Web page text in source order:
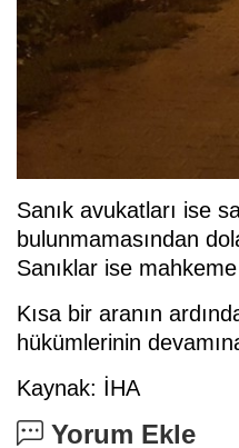
Sanık avukatları ise
bulunmamasından
Sanıklar ise
Kısa bir aranın
hükümlerinin
Kaynak: İHA
Yorum Ekle